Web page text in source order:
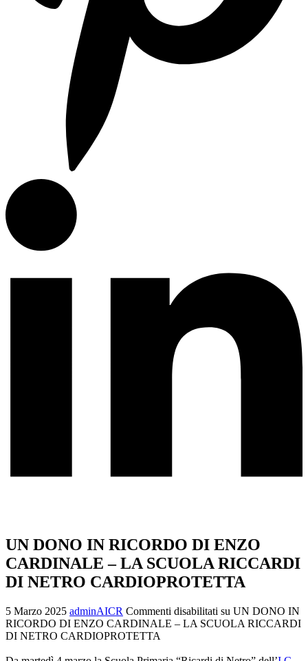
UN DONO IN RICORDO DI ENZO
CARDINALE – LA SCUOLA RICCARDI
DI NETRO CARDIOPROTETTA
5 Marzo 2025 adminAICR Commenti disabilitati su UN DONO IN
RICORDO DI ENZO CARDINALE – LA SCUOLA RICCARDI
DI NETRO CARDIOPROTETTA